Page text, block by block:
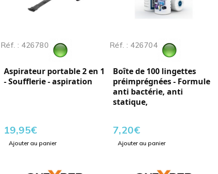
Réf. : 426780
Aspirateur portable 2 en 1
- Soufflerie - aspiration
19,95€
Ajouter au panier
Réf. : 426704
Boîte de 100 lingettes
préimprégnées - Formule
anti bactérie, anti
statique,
7,20€
Ajouter au panier